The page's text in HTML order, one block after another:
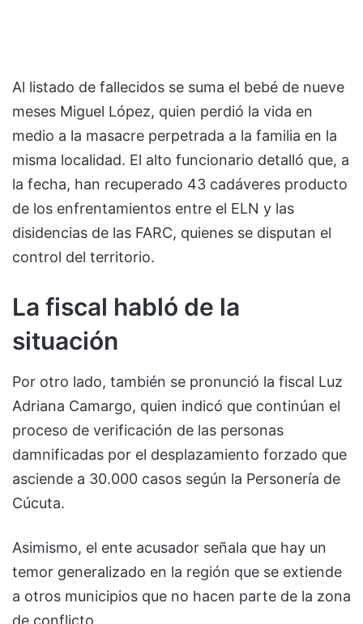
Al listado de fallecidos se suma el bebé de nueve
meses Miguel López, quien perdió la vida en
medio a la masacre perpetrada a la familia en la
misma localidad. El alto funcionario detalló que, a
la fecha, han recuperado 43 cadáveres producto
de los enfrentamientos entre el ELN y las
disidencias de las FARC, quienes se disputan el
control del territorio.
La fiscal habló de la
situación
Por otro lado, también se pronunció la fiscal Luz
Adriana Camargo, quien indicó que continúan el
proceso de verificación de las personas
damnificadas por el desplazamiento forzado que
asciende a 30.000 casos según la Personería de
Cúcuta.
Asimismo, el ente acusador señala que hay un
temor generalizado en la región que se extiende
a otros municipios que no hacen parte de la zona
de conflicto.